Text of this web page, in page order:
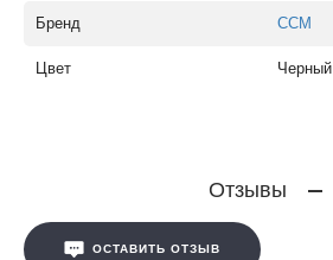
Бренд CCM
Цвет Черный
Отзывы
ОСТАВИТЬ ОТЗЫВ